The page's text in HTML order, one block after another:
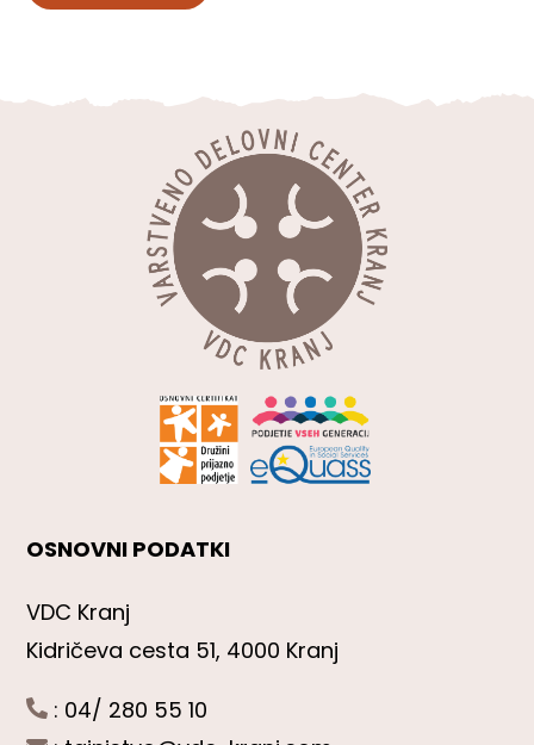
OSNOVNI PODATKI
VDC Kranj
Kidričeva cesta 51, 4000 Kranj
: 04/ 280 55 10